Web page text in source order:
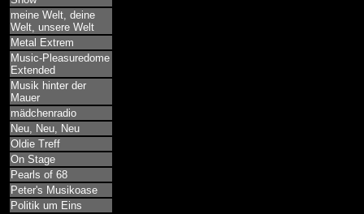
meine Welt, deine
Welt, unsere Welt
Metal Extrem
Music-Pleasuredome
Extended
Musik hinter der
Mauer
mädchenradio
Neu, Neu, Neu
Oldie Treff
On Stage
Pearls of 68
Peter's Musikoase
Politik um Eins